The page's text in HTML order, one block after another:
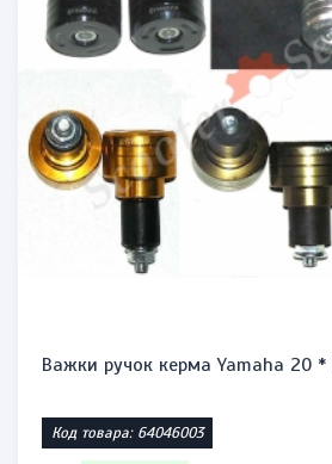
Важки ручок керма Yamaha 20
Код товара: 64046003